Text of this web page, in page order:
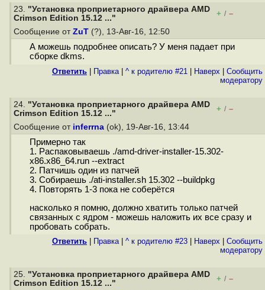
23. "Установка проприетарного драйвера AMD
Crimson Edition 15.12 ..."
+ / –
Сообщение от ZuT (?), 13-Авг-16, 12:50
А можешь подробнее описать? У меня падает при
сборке dkms.
Ответить Правка| ^ к родителю #21 Наверх
Cообщить
модератору
24. "Установка проприетарного драйвера AMD
Crimson Edition 15.12 ..."
+ / –
Сообщение от inferrna (ok), 19-Авг-16, 13:44
Примерно так
1. Распаковываешь ./amd-driver-installer-15.302-
x86.x86_64.run --extract
2. Патчишь один из патчей
3. Собираешь ./ati-installer.sh 15.302 --buildpkg
4. Повторять 1-3 пока не соберётся
насколько я помню, должно хватить только патчей
связанных с ядром - можешь наложить их все сразу и
пробовать собрать.
Ответить Правка| ^ к родителю #23 Наверх
Cообщить
модератору
25. "Установка проприетарного драйвера AMD
Crimson Edition 15.12 ..."
+ / –